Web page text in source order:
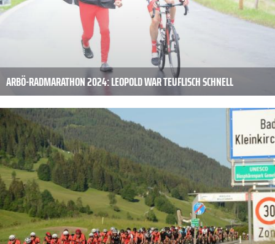
ARBÖ-RADMARATHON 2024: LEOPOLD WAR TEUFLISCH SCHNELL